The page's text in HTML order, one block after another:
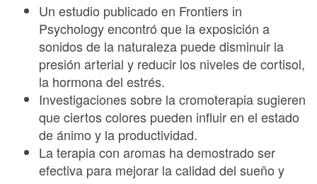
Un estudio publicado en Frontiers in
Psychology encontró que la exposición a
sonidos de la naturaleza puede disminuir la
presión arterial y reducir los niveles de cortisol,
la hormona del estrés.
Investigaciones sobre la cromoterapia sugieren
que ciertos colores pueden influir en el estado
de ánimo y la productividad.
La terapia con aromas ha demostrado ser
efectiva para mejorar la calidad del sueño y